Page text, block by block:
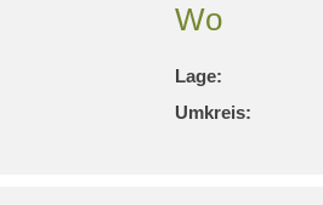
Wo
Lage:
Umkreis: